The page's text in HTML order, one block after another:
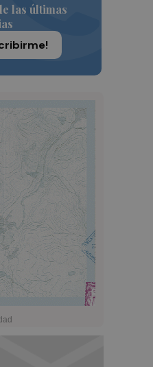
las últimas